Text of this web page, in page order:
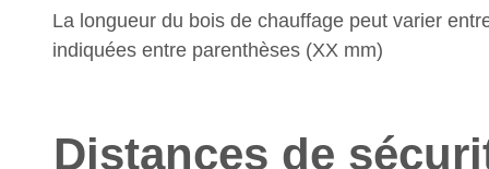
La longueur du bois de chauffage peut varier
indiquées entre parenthèses (XX mm)
Distances de